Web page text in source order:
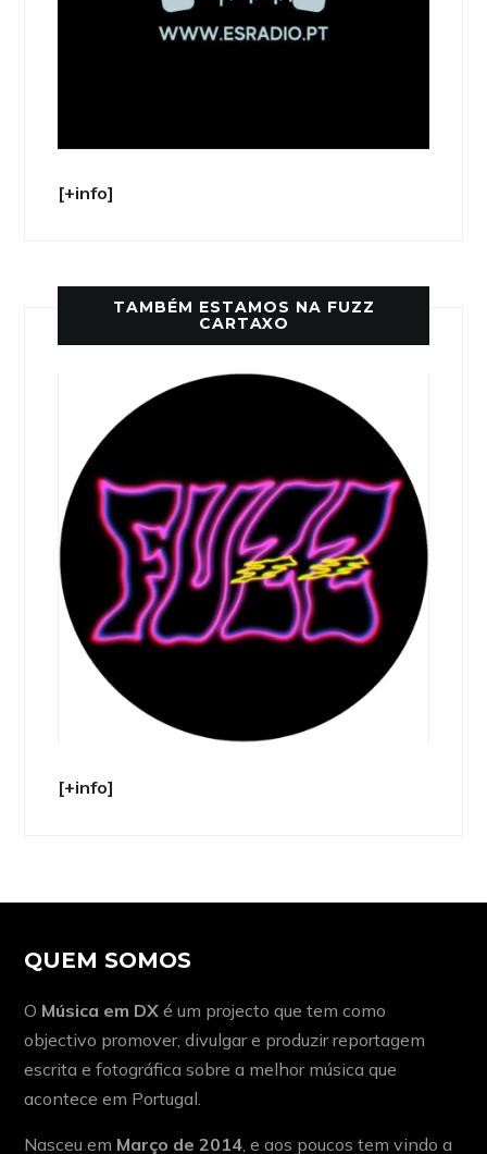
[+info]
TAMBÉM ESTAMOS NA FUZZ
CARTAXO
[+info]
QUEM SOMOS
O Música em DX é um projecto que tem como
objectivo promover, divulgar e produzir reportagem
escrita e fotográfica sobre a melhor música que
acontece em Portugal.
Nasceu em Março de 2014, e aos poucos tem vindo a